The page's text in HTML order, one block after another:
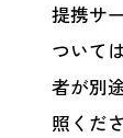
提携サ
ついて
者が別
照くだ